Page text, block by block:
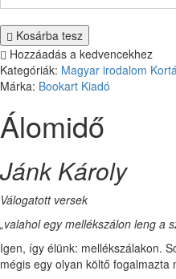
Kosárba tesz
Hozzáadás a kedvencekhez
Kategóriák: Magyar irodalom
Márka: Bookart Kiadó
Álomidő
Jánk Károly
Válogatott versek
„valahol egy mellékszálon leng a
Igen, így élünk: mellékszálakon.
mégis egy olyan költő